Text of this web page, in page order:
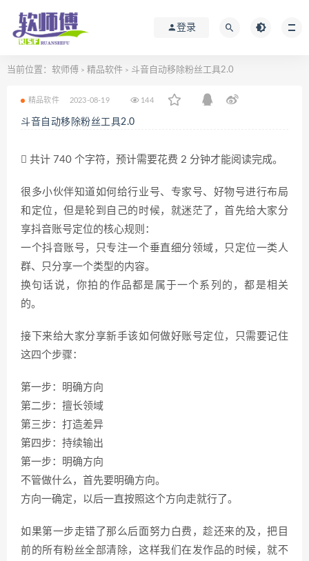
登录
当前位置： 软师傅 > 精品软件 > 斗音自动移除粉丝工具2.0
精品软件 2023-08-19 144
斗音自动移除粉丝工具2.0
共计 740 个字符，预计需要花费 2 分钟才能阅读完成。
很多小伙伴知道如何给行业号、专家号、好物号进行布局
和定位，但是轮到自己的时候，就迷茫了，首先给大家分
享抖音账号定位的核心规则：
一个抖音账号，只专注一个垂直细分领域，只定位一类人
群、只分享一个类型的内容。
换句话说，你拍的作品都是属于一个系列的，都是相关
的。
接下来给大家分享新手该如何做好账号定位，只需要记住
这四个步骤：
第一步：明确方向
第二步：擅长领域
第三步：打造差异
第四步：持续输出
第一步：明确方向
不管做什么，首先要明确方向。
方向一确定，以后一直按照这个方向走就行了。
如果第一步走错了那么后面努力白费，趁还来的及，把目
前的所有粉丝全部清除，这样我们在发作品的时候，就不